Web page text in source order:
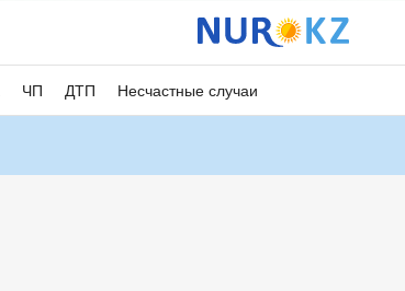
ЧП ДТП Несчастные случаи